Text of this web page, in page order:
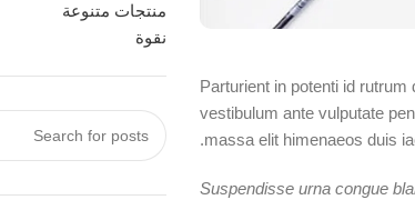
Parturient in potenti id
vestibulum ante vulputate
massa elit himenaeos duis
Suspendisse urna congue
منتجات متنوعة
نقوة